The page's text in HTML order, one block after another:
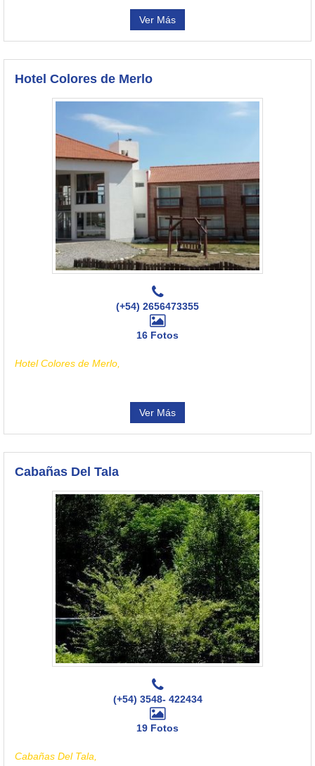
Ver Más
Hotel Colores de Merlo
(+54) 2656473355
16 Fotos
Hotel Colores de Merlo,
Ver Más
Cabañas Del Tala
(+54) 3548- 422434
19 Fotos
Cabañas Del Tala,